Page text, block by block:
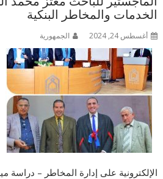
الخدمات والمخاطر البنكية
أغسطس 24, 2024 الجمهورية
الإلكترونية على إدارة المخاطر – دراسة